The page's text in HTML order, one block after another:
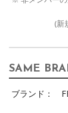
(新
SAME
ブランド：